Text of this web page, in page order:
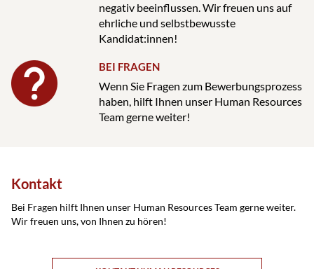
negativ beeinflussen. Wir freuen uns auf
ehrliche und selbstbewusste
Kandidat:innen!
BEI FRAGEN
Wenn Sie Fragen zum Bewerbungsprozess
haben, hilft Ihnen unser Human Resources
Team gerne weiter!
Kontakt
Bei Fragen hilft Ihnen unser Human Resources Team gerne weiter.
Wir freuen uns, von Ihnen zu hören!